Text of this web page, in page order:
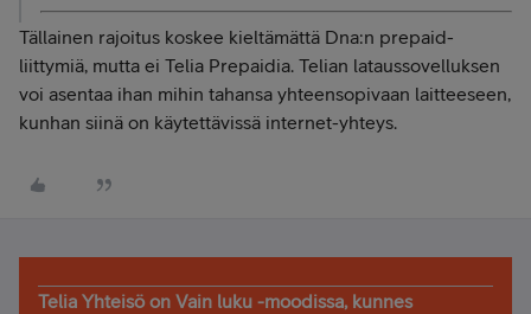
Tällainen rajoitus koskee kieltämättä Dna:n prepaid-
liittymiä, mutta ei Telia Prepaidia. Telian lataussovelluksen
voi asentaa ihan mihin tahansa yhteensopivaan laitteeseen,
kunhan siinä on käytettävissä internet-yhteys.
Telia Yhteisö on Vain luku -moodissa, kunnes